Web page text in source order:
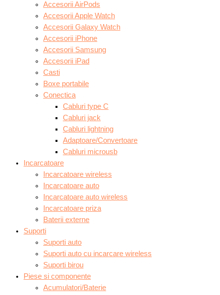
Accesorii AirPods
Accesorii Apple Watch
Accesorii Galaxy Watch
Accesorii iPhone
Accesorii Samsung
Accesorii iPad
Casti
Boxe portabile
Conectica
Cabluri type C
Cabluri jack
Cabluri lightning
Adaptoare/Convertoare
Cabluri microusb
Incarcatoare
Incarcatoare wireless
Incarcatoare auto
Incarcatoare auto wireless
Incarcatoare priza
Baterii externe
Suporti
Suporti auto
Suporti auto cu incarcare wireless
Suporti birou
Piese si componente
Acumulatori/Baterie